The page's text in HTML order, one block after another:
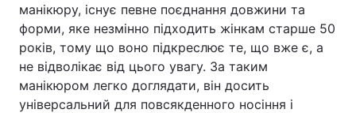
манікюру, існує певне поєднання довжини та
форми, яке незмінно підходить жінкам старше 50
років, тому що воно підкреслює те, що вже є, а
не відволікає від цього увагу. За таким
манікюром легко доглядати, він досить
універсальний для повсякденного носіння і